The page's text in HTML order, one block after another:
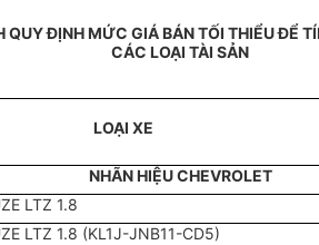
QUY ĐỊNH MỨC GIÁ BÁN TỐI THIỂU ĐỂ
CÁC LOẠI TÀI SẢN
LOẠI XE
NHÃN HIỆU CHEVROLET
LTZ 1.8
LTZ 1.8 (KL1J-JNB11-CD5)